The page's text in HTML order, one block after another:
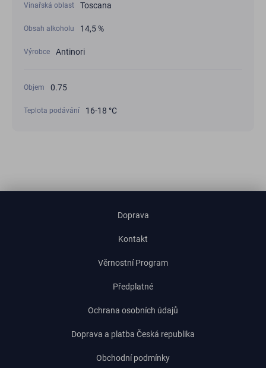
Vinařská oblast Toscana
Obsah alkoholu 14,5 %
Výrobce Antinori
Objem 0.75
Teplota podávání 16-18 °C
Doprava
Kontakt
Věrnostní Program
Předplatné
Ochrana osobních údajů
Doprava a platba Česká republika
Obchodní podmínky